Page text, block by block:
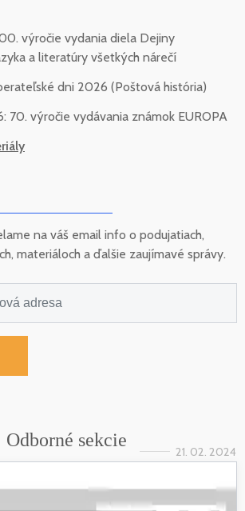
výročie vydania diela Dejiny
a literatúry všetkých nárečí
dni 2026 (Poštová história)
70. výročie vydávania známok EUROPA
na váš email info o podujatiach,
materiáloch a ďalšie zaujímavé správy.
Odborné sekcie
21. 02. 2024